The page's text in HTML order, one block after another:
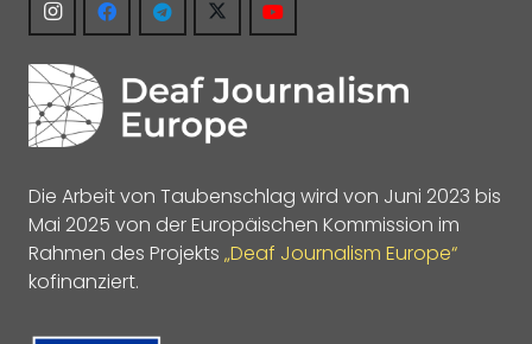
Die Arbeit von Taubenschlag wird von Juni 2023 bis
Mai 2025 von der Europäischen Kommission im
Rahmen des Projekts „Deaf Journalism Europe“
kofinanziert.